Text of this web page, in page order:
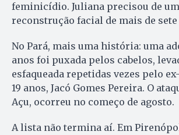
feminicídio. Juliana precisou de
reconstrução facial de mais de
No Pará, mais uma história: uma
anos foi puxada pelos cabelos,
esfaqueada repetidas vezes pelo
19 anos, Jacó Gomes Pereira. O
Açu, ocorreu no começo de agosto.
A lista não termina aí. Em